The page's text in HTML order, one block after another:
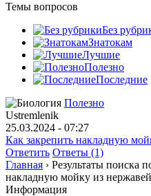
Темы вопросов
Без
Знатокам
Лучшие
Полезно
Последние
Полезно
Ustremlenik
25.03.2024 - 07:27
Как закрепить накладную
Ответить Ответы (1)
Главная › Результаты поиска
накладную мойку из
Информация